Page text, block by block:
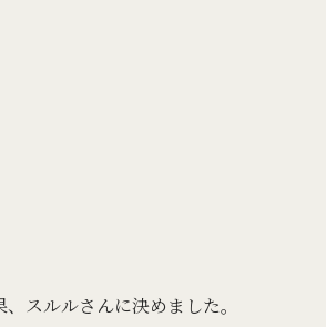
スルルさんに決めました。